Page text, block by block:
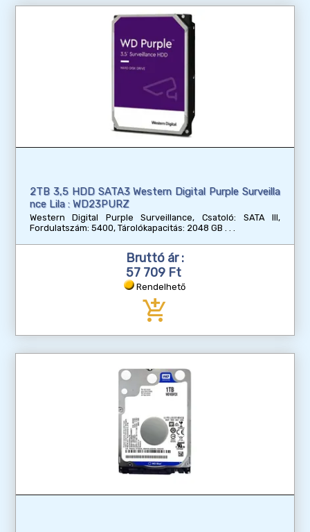
2TB 3,5 HDD SATA3 Western Digital Purple Surveilla
nce Lila : WD23PURZ
Western Digital Purple Surveillance, Csatoló: SATA III,
Fordulatszám: 5400, Tárolókapacitás: 2048 GB
Bruttó ár :
57 709 Ft
Rendelhető
add_shopping_cart